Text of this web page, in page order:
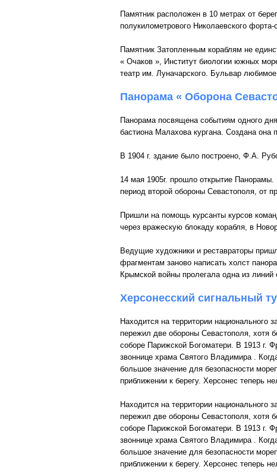
Памятник расположен в 10 метрах от
полукилометрового Николаевского форта-
Памятник Затопленным кораблям не
« Очаков », Институт биологии южных
театр им. Луначарского. Бульвар
Панорама « Оборона
Панорама посвящена событиям одного
бастиона Малахова кургана. Создана она
В 1904 г. здание было построено, Ф.А.
14 мая 1905г. прошло открытие
период второй обороны Севастополя, от
Пришли на помощь курсанты курсов
через вражескую блокаду корабля, в
Ведущие художники и реставраторы
фрагментам заново написать холст
Крымской войны пролегала одна из
Херсонесский сигнальный
Находится на территории национального
пережил две обороны Севастополя, хотя
соборе Парижской Богоматери. В 1913 г.
звоннице храма Святого Владимира .
большое значение для безопасности
приближении к берегу. Херсонес теперь
Находится на территории национального
пережил две обороны Севастополя, хотя
соборе Парижской Богоматери. В 1913 г.
звоннице храма Святого Владимира .
большое значение для безопасности
приближении к берегу. Херсонес теперь